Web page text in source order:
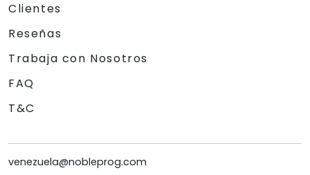
Clientes
Reseñas
Trabaja con Nosotros
FAQ
T&C
venezuela@nobleprog.com